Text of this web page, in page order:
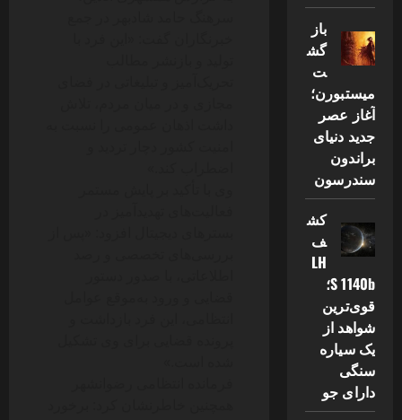
باز
گش
ت
میستبورن؛
آغاز عصر
جدید دنیای
براندون
سندرسون
کش
ف
LH
S 1140b؛
قوی‌ترین
شواهد از
یک سیاره
سنگی
دارای جو